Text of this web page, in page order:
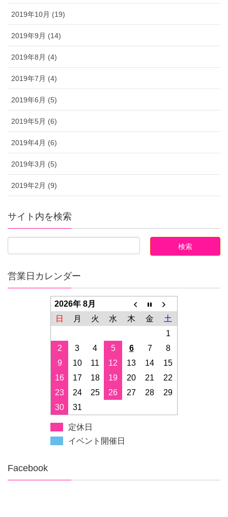
2019年10月 (19)
2019年9月 (14)
2019年8月 (4)
2019年7月 (4)
2019年6月 (5)
2019年5月 (6)
2019年4月 (6)
2019年3月 (5)
2019年2月 (9)
サイト内を検索
営業日カレンダー
2026年 8月
日
月 火 水 木 金
土
1
2
3 4 5 6 7
8
9
10 11 12 13 14
15
16
17 18 19 20 21
22
23
24 25 26 27 28
29
30
31
定休日
イベント開催日
Facebook